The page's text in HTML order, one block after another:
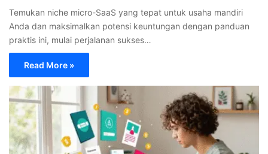
Temukan niche micro-SaaS yang tepat untuk usaha mandiri
Anda dan maksimalkan potensi keuntungan dengan panduan
praktis ini, mulai perjalanan sukses…
Read More »